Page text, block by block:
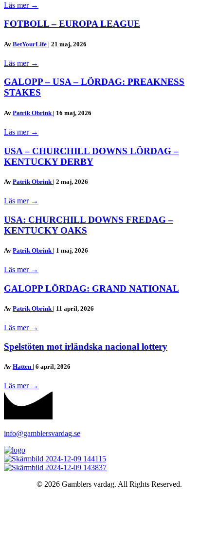
Läs mer →
FOTBOLL – EUROPA LEAGUE
Av BetYourLife | 21 maj, 2026
Läs mer →
GALOPP – USA – LÖRDAG: PREAKNESS
STAKES
Av Patrik Obrink | 16 maj, 2026
Läs mer →
USA – CHURCHILL DOWNS LÖRDAG –
KENTUCKY DERBY
Av Patrik Obrink | 2 maj, 2026
Läs mer →
USA: CHURCHILL DOWNS FREDAG –
KENTUCKY OAKS
Av Patrik Obrink | 1 maj, 2026
Läs mer →
GALOPP LÖRDAG: GRAND NATIONAL
Av Patrik Obrink | 11 april, 2026
Läs mer →
Spelstöten mot irländska nacional lottery
Av Hatten | 6 april, 2026
Läs mer →
info@gamblersvardag.se
© 2026 Gamblers vardag. All Rights Reserved.